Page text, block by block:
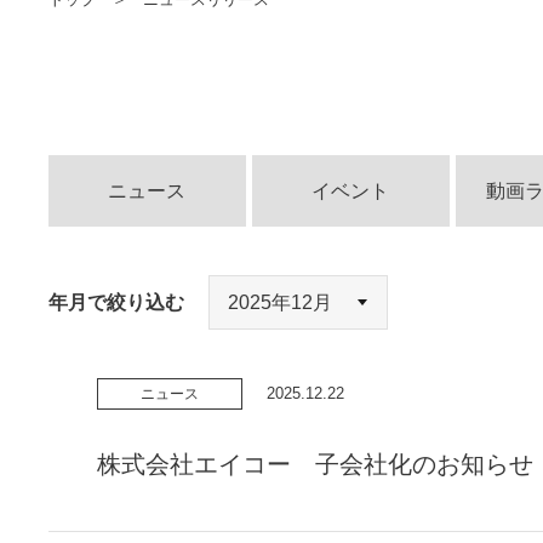
ニュース イベント 動画
年月で絞り込む
ニュース 2025.12.22
株式会社エイコー 子会社化のお知らせ